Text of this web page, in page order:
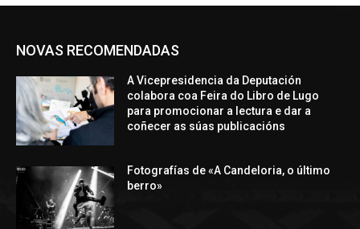
NOVAS RECOMENDADAS
A Vicepresidencia da Deputación
colabora coa Feira do Libro de Lugo
para promocionar a lectura e dar a
coñecer as súas publicacións
Fotografías de «A Candeloria, o último
berro»